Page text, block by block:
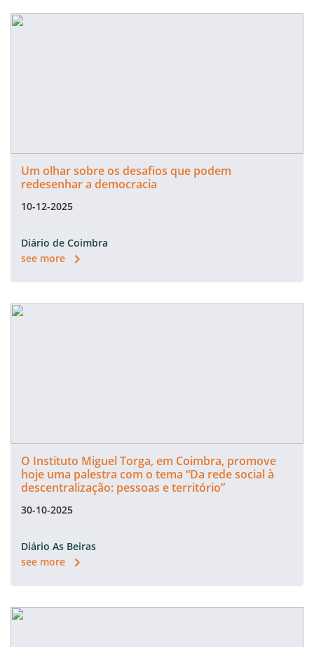
Um olhar sobre os desafios que podem
redesenhar a democracia
10-12-2025
Diário de Coimbra
see more
O Instituto Miguel Torga, em Coimbra, promove
hoje uma palestra com o tema “Da rede social à
descentralização: pessoas e território”
30-10-2025
Diário As Beiras
see more